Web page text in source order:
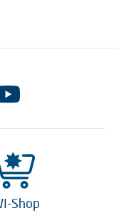
Shop